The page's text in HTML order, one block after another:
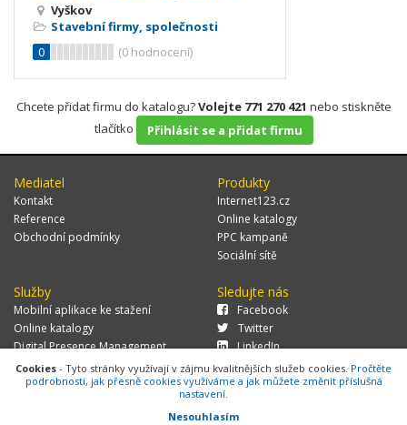
Vyškov
Stavební firmy, společnosti
0
(0 hodnocení)
Chcete přidat firmu do katalogu?Volejte 771 270 421 nebo stiskněte
tlačítko
Přihlásit se a přidat firmu
Mediatel
Kontakt
Reference
Obchodní podmínky
Produkty
Internet123.cz
Online katalogy
PPC kampaně
Sociální sítě
Služby
Mobilní aplikace ke stažení
Online katalogy
Digital Presence Management
Více zákazníků
Sledujte nás
Facebook
Twitter
LinkedIn
© 2026 MEDIATEL CZ, s.r.o.,Za Potokem 46/4, 106 00 Praha 10, tel.:
Cookies - Tyto stránky využívají v zájmu kvalitnějších služeb cookies. Pročtěte
podrobnosti, jak přesně cookies využíváme a jak můžete změnit příslušná
nastavení.
Nesouhlasím